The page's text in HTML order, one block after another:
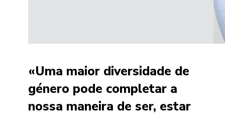
«Uma maior diversidade de
género pode completar a
nossa maneira de ser, estar